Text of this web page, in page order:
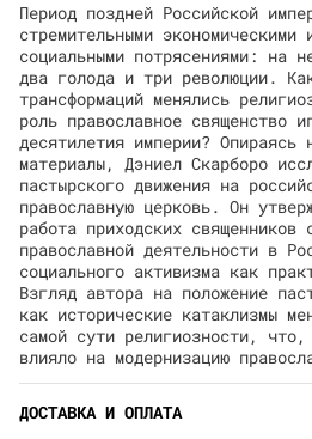
Период поздней Российской
стремительными экономическими
социальными потрясениями: на
два голода и три революции.
трансформаций менялись
роль православное священство
десятилетия империи? Опираясь
материалы, Дэниел Скарборо
пастырского движения на
православную церковь. Он
работа приходских священников
православной деятельности в
социального активизма как
Взгляд автора на положение
как исторические катаклизмы
самой сути религиозности,
влияло на модернизацию
ДОСТАВКА И ОПЛАТА